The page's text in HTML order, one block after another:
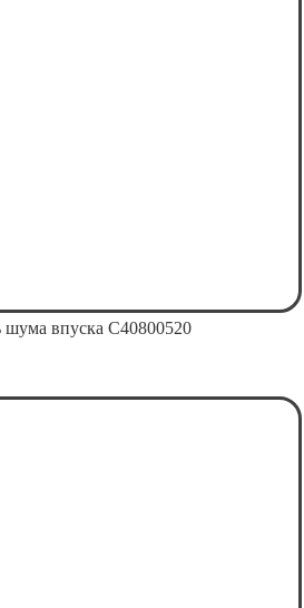
шума впуска С40800520